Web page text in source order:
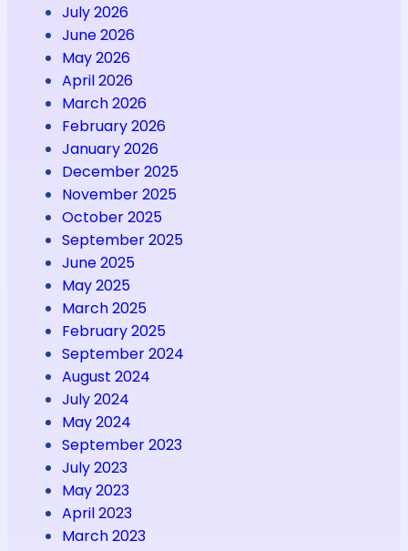
July 2026
June 2026
May 2026
April 2026
March 2026
February 2026
January 2026
December 2025
November 2025
October 2025
September 2025
June 2025
May 2025
March 2025
February 2025
September 2024
August 2024
July 2024
May 2024
September 2023
July 2023
May 2023
April 2023
March 2023